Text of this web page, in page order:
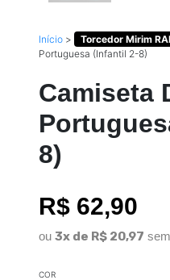
Início > Torcedor Mirim
Portuguesa (Infantil 2-8)
Camiseta
8)
R$ 62,90
ou 3x de R$ 20,97
COR